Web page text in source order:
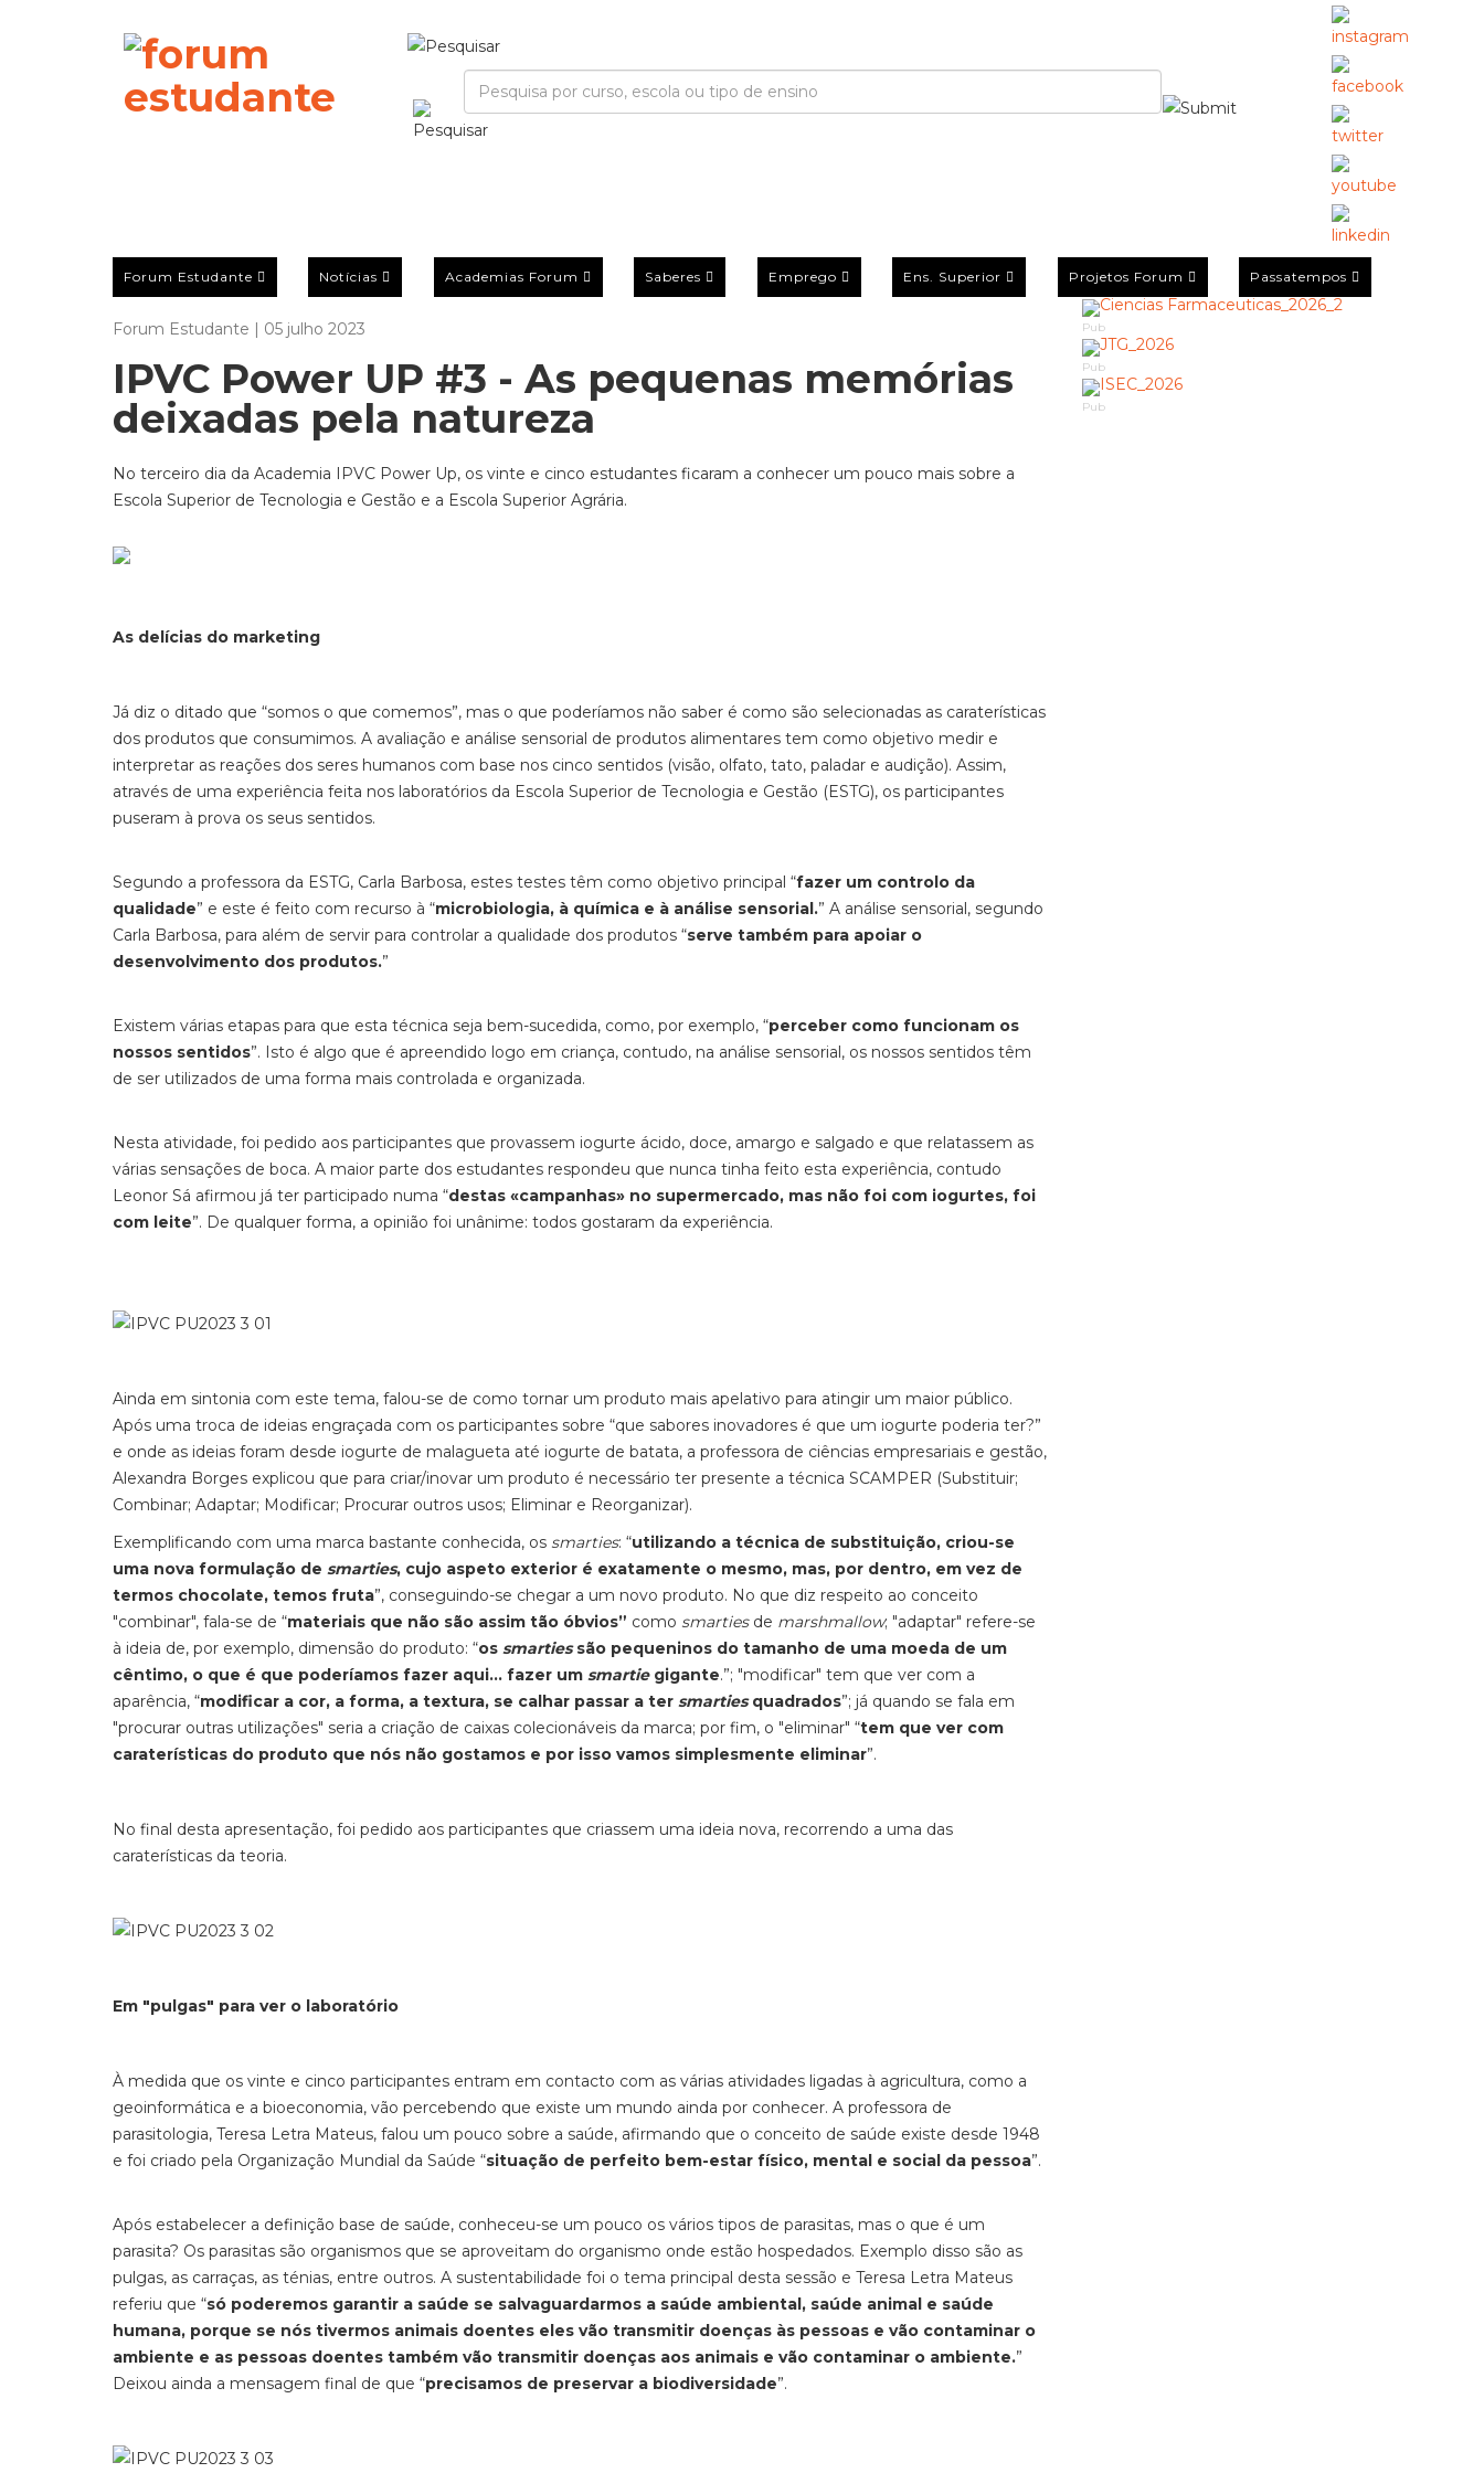
Forum Estudante Notícias Academias Forum Saberes Emprego Ens. Superior Projetos Forum Passatempos
Forum Estudante | 05 julho 2023
IPVC Power UP #3 - As pequenas memórias
deixadas pela natureza
No terceiro dia da Academia IPVC Power Up, os vinte e cinco estudantes ficaram a conhecer um pouco mais sobre a
Escola Superior de Tecnologia e Gestão e a Escola Superior Agrária.
As delícias do marketing
Já diz o ditado que “somos o que comemos”, mas o que poderíamos não saber é como são selecionadas as caraterísticas
dos produtos que consumimos. A avaliação e análise sensorial de produtos alimentares tem como objetivo medir e
interpretar as reações dos seres humanos com base nos cinco sentidos (visão, olfato, tato, paladar e audição). Assim,
através de uma experiência feita nos laboratórios da Escola Superior de Tecnologia e Gestão (ESTG), os participantes
puseram à prova os seus sentidos.
Segundo a professora da ESTG, Carla Barbosa, estes testes têm como objetivo principal “fazer um controlo da
qualidade” e este é feito com recurso à “microbiologia, à química e à análise sensorial.” A análise sensorial, segundo
Carla Barbosa, para além de servir para controlar a qualidade dos produtos “serve também para apoiar o
desenvolvimento dos produtos.”
Existem várias etapas para que esta técnica seja bem-sucedida, como, por exemplo, “perceber como funcionam os
nossos sentidos”. Isto é algo que é apreendido logo em criança, contudo, na análise sensorial, os nossos sentidos têm
de ser utilizados de uma forma mais controlada e organizada.
Nesta atividade, foi pedido aos participantes que provassem iogurte ácido, doce, amargo e salgado e que relatassem as
várias sensações de boca. A maior parte dos estudantes respondeu que nunca tinha feito esta experiência, contudo
Leonor Sá afirmou já ter participado numa “destas «campanhas» no supermercado, mas não foi com iogurtes, foi
com leite”. De qualquer forma, a opinião foi unânime: todos gostaram da experiência.
Ainda em sintonia com este tema, falou-se de como tornar um produto mais apelativo para atingir um maior público.
Após uma troca de ideias engraçada com os participantes sobre “que sabores inovadores é que um iogurte poderia ter?”
e onde as ideias foram desde iogurte de malagueta até iogurte de batata, a professora de ciências empresariais e gestão,
Alexandra Borges explicou que para criar/inovar um produto é necessário ter presente a técnica SCAMPER (Substituir;
Combinar; Adaptar; Modificar; Procurar outros usos; Eliminar e Reorganizar).
Exemplificando com uma marca bastante conhecida, os smarties: “utilizando a técnica de substituição, criou-se
uma nova formulação de smarties, cujo aspeto exterior é exatamente o mesmo, mas, por dentro, em vez de
termos chocolate, temos fruta”, conseguindo-se chegar a um novo produto. No que diz respeito ao conceito
"combinar", fala-se de “materiais que não são assim tão óbvios” como smartiesde marshmallow; "adaptar" refere-se
à ideia de, por exemplo, dimensão do produto: “os smartiessão pequeninos do tamanho de uma moeda de um
cêntimo, o que é que poderíamos fazer aqui… fazer um smartiegigante.”; "modificar" tem que ver com a
aparência, “modificar a cor, a forma, a textura, se calhar passar a ter smartiesquadrados”; já quando se fala em
"procurar outras utilizações" seria a criação de caixas colecionáveis da marca; por fim, o "eliminar" “tem que ver com
caraterísticas do produto que nós não gostamos e por isso vamos simplesmente eliminar”.
No final desta apresentação, foi pedido aos participantes que criassem uma ideia nova, recorrendo a uma das
caraterísticas da teoria.
Em "pulgas" para ver o laboratório
À medida que os vinte e cinco participantes entram em contacto com as várias atividades ligadas à agricultura, como a
geoinformática e a bioeconomia, vão percebendo que existe um mundo ainda por conhecer. A professora de
parasitologia, Teresa Letra Mateus, falou um pouco sobre a saúde, afirmando que o conceito de saúde existe desde 1948
e foi criado pela Organização Mundial da Saúde “situação de perfeito bem-estar físico, mental e social da pessoa”.
Após estabelecer a definição base de saúde, conheceu-se um pouco os vários tipos de parasitas, mas o que é um
parasita? Os parasitas são organismos que se aproveitam do organismo onde estão hospedados. Exemplo disso são as
pulgas, as carraças, as ténias, entre outros. A sustentabilidade foi o tema principal desta sessão e Teresa Letra Mateus
referiu que “só poderemos garantir a saúde se salvaguardarmos a saúde ambiental, saúde animal e saúde
humana, porque se nós tivermos animais doentes eles vão transmitir doenças às pessoas e vão contaminar o
ambiente e as pessoas doentes também vão transmitir doenças aos animais e vão contaminar o ambiente.”
Deixou ainda a mensagem final de que “precisamos de preservar a biodiversidade”.
Pub
Pub
Pub